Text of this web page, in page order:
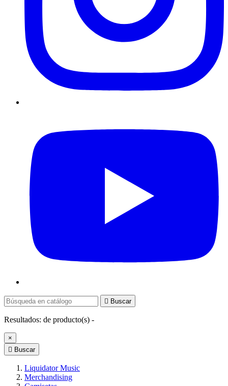
 Buscar
Resultados: de producto(s) -
×
 Buscar
Liquidator Music
Merchandising